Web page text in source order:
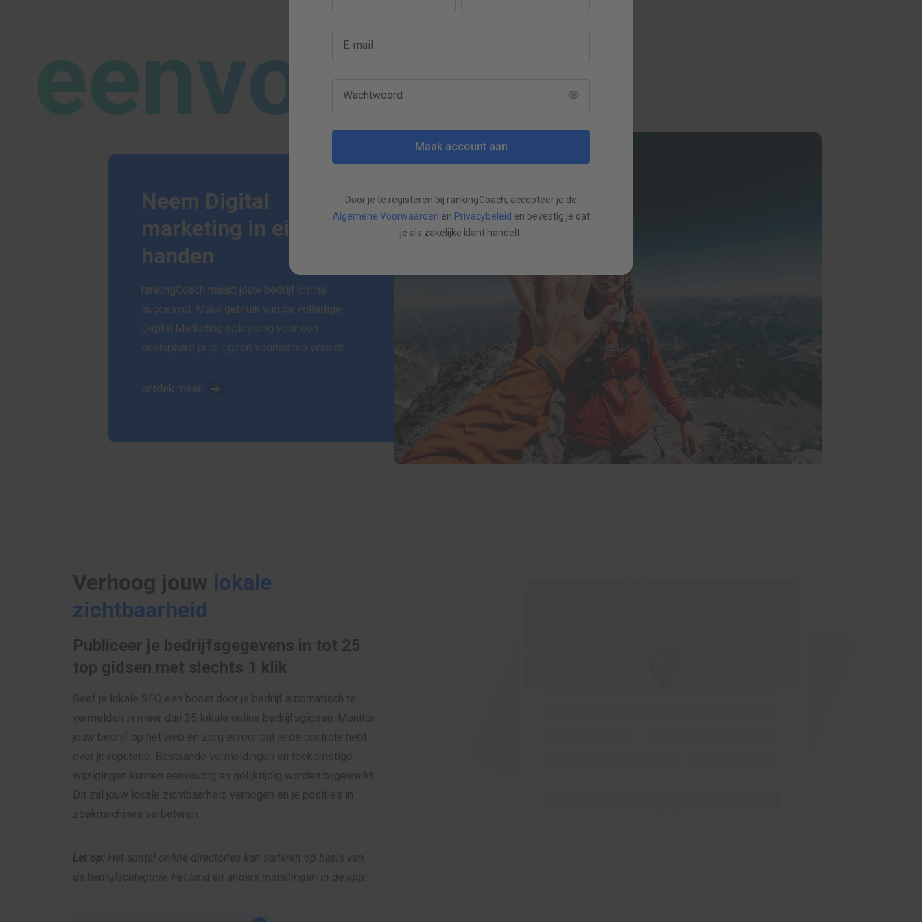
E-mail
Wachtwoord
Maak account aan
Door je te registeren bij rankingCoach, accepteer je de
Algemene Voorwaarden en Privacybeleid en bevestig je dat
je als zakelijke klant handelt.
eenvoudig
Neem Digital
marketing in eigen
handen
rankingCoach maakt jouw bedrijf online
succesvol. Maak gebruik van de volledige
Digital Marketing oplossing voor een
onklopbare prijs - geen voorkennis vereist.
ontdek meer
Verhoog jouw lokale
zichtbaarheid
Publiceer je bedrijfsgegevens in tot 25
top gidsen met slechts 1 klik
Geef je lokale SEO een boost door je bedrijf automatisch te
vermelden in meer dan 25 lokale online bedrijfsgidsen. Monitor
jouw bedrijf op het web en zorg ervoor dat je de controle hebt
over je reputatie. Bestaande vermeldingen en toekomstige
wijzigingen kunnen eenvoudig en gelijktijdig worden bijgewerkt.
Dit zal jouw lokale zichtbaarheid verhogen en je posities in
zoekmachines verbeteren.
Let op: Het aantal online directories kan variëren op basis van
de bedrijfscategorie, het land en andere instellingen in de app.